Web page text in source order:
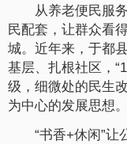
从养老便民服务
民配套，让群众看
城。近年来，于都
基层、扎根社区，
级，细微处的民生
为中心的发展思想。
“书香+休闲”让